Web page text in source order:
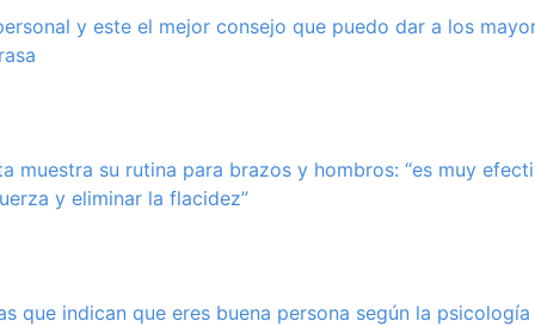
y este el mejor consejo que puedo dar a los
muestra su rutina para brazos y hombros: “es muy
y eliminar la flacidez”
que indican que eres buena persona según la psicología